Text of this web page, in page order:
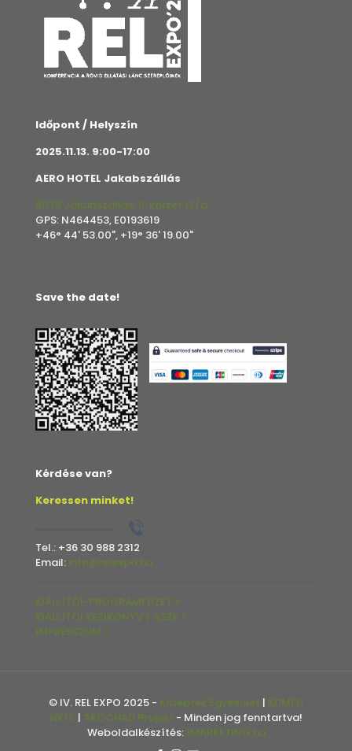
Időpont / Helyszín
2025.11.13. 9:00-17:00
AERO HOTEL Jakabszállás
6078 Jakabszállás, II. körzet 12/a
GPS: N464453, E0193619
+46° 44' 53.00", +19° 36' 19.00"
Save the date!
Kérdése van?
Keressen minket!
Tel.: +36 30 988 2312
Email: info@relexpo.hu
KIÁLLÍTÓI-PROGRAMFÜZET >
KIÁLLÍTÓI KÉZIKÖNYV / ÁSZF >
IMPRESSZUM >
© IV. REL EXPO 2025 - Kislépték Egyesület | KDMFÜ
NKft. | ARCCHAD Projekt - Minden jog fenntartva!
Weboldalkészítés: 1MARKETING.hu